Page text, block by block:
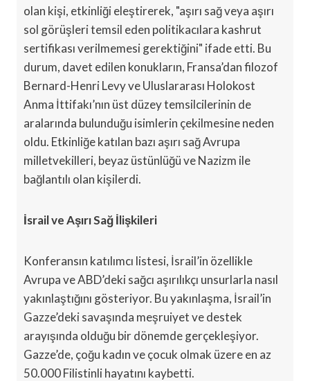
olan kişi, etkinliği eleştirerek, "aşırı sağ veya aşırı
sol görüşleri temsil eden politikacılara kashrut
sertifikası verilmemesi gerektiğini" ifade etti. Bu
durum, davet edilen konukların, Fransa’dan filozof
Bernard-Henri Levy ve Uluslararası Holokost
Anma İttifakı’nın üst düzey temsilcilerinin de
aralarında bulunduğu isimlerin çekilmesine neden
oldu. Etkinliğe katılan bazı aşırı sağ Avrupa
milletvekilleri, beyaz üstünlüğü ve Nazizm ile
bağlantılı olan kişilerdi.
İsrail ve Aşırı Sağ İlişkileri
Konferansın katılımcı listesi, İsrail’in özellikle
Avrupa ve ABD’deki sağcı aşırılıkçı unsurlarla nasıl
yakınlaştığını gösteriyor. Bu yakınlaşma, İsrail’in
Gazze’deki savaşında meşruiyet ve destek
arayışında olduğu bir dönemde gerçekleşiyor.
Gazze’de, çoğu kadın ve çocuk olmak üzere en az
50.000 Filistinli hayatını kaybetti.